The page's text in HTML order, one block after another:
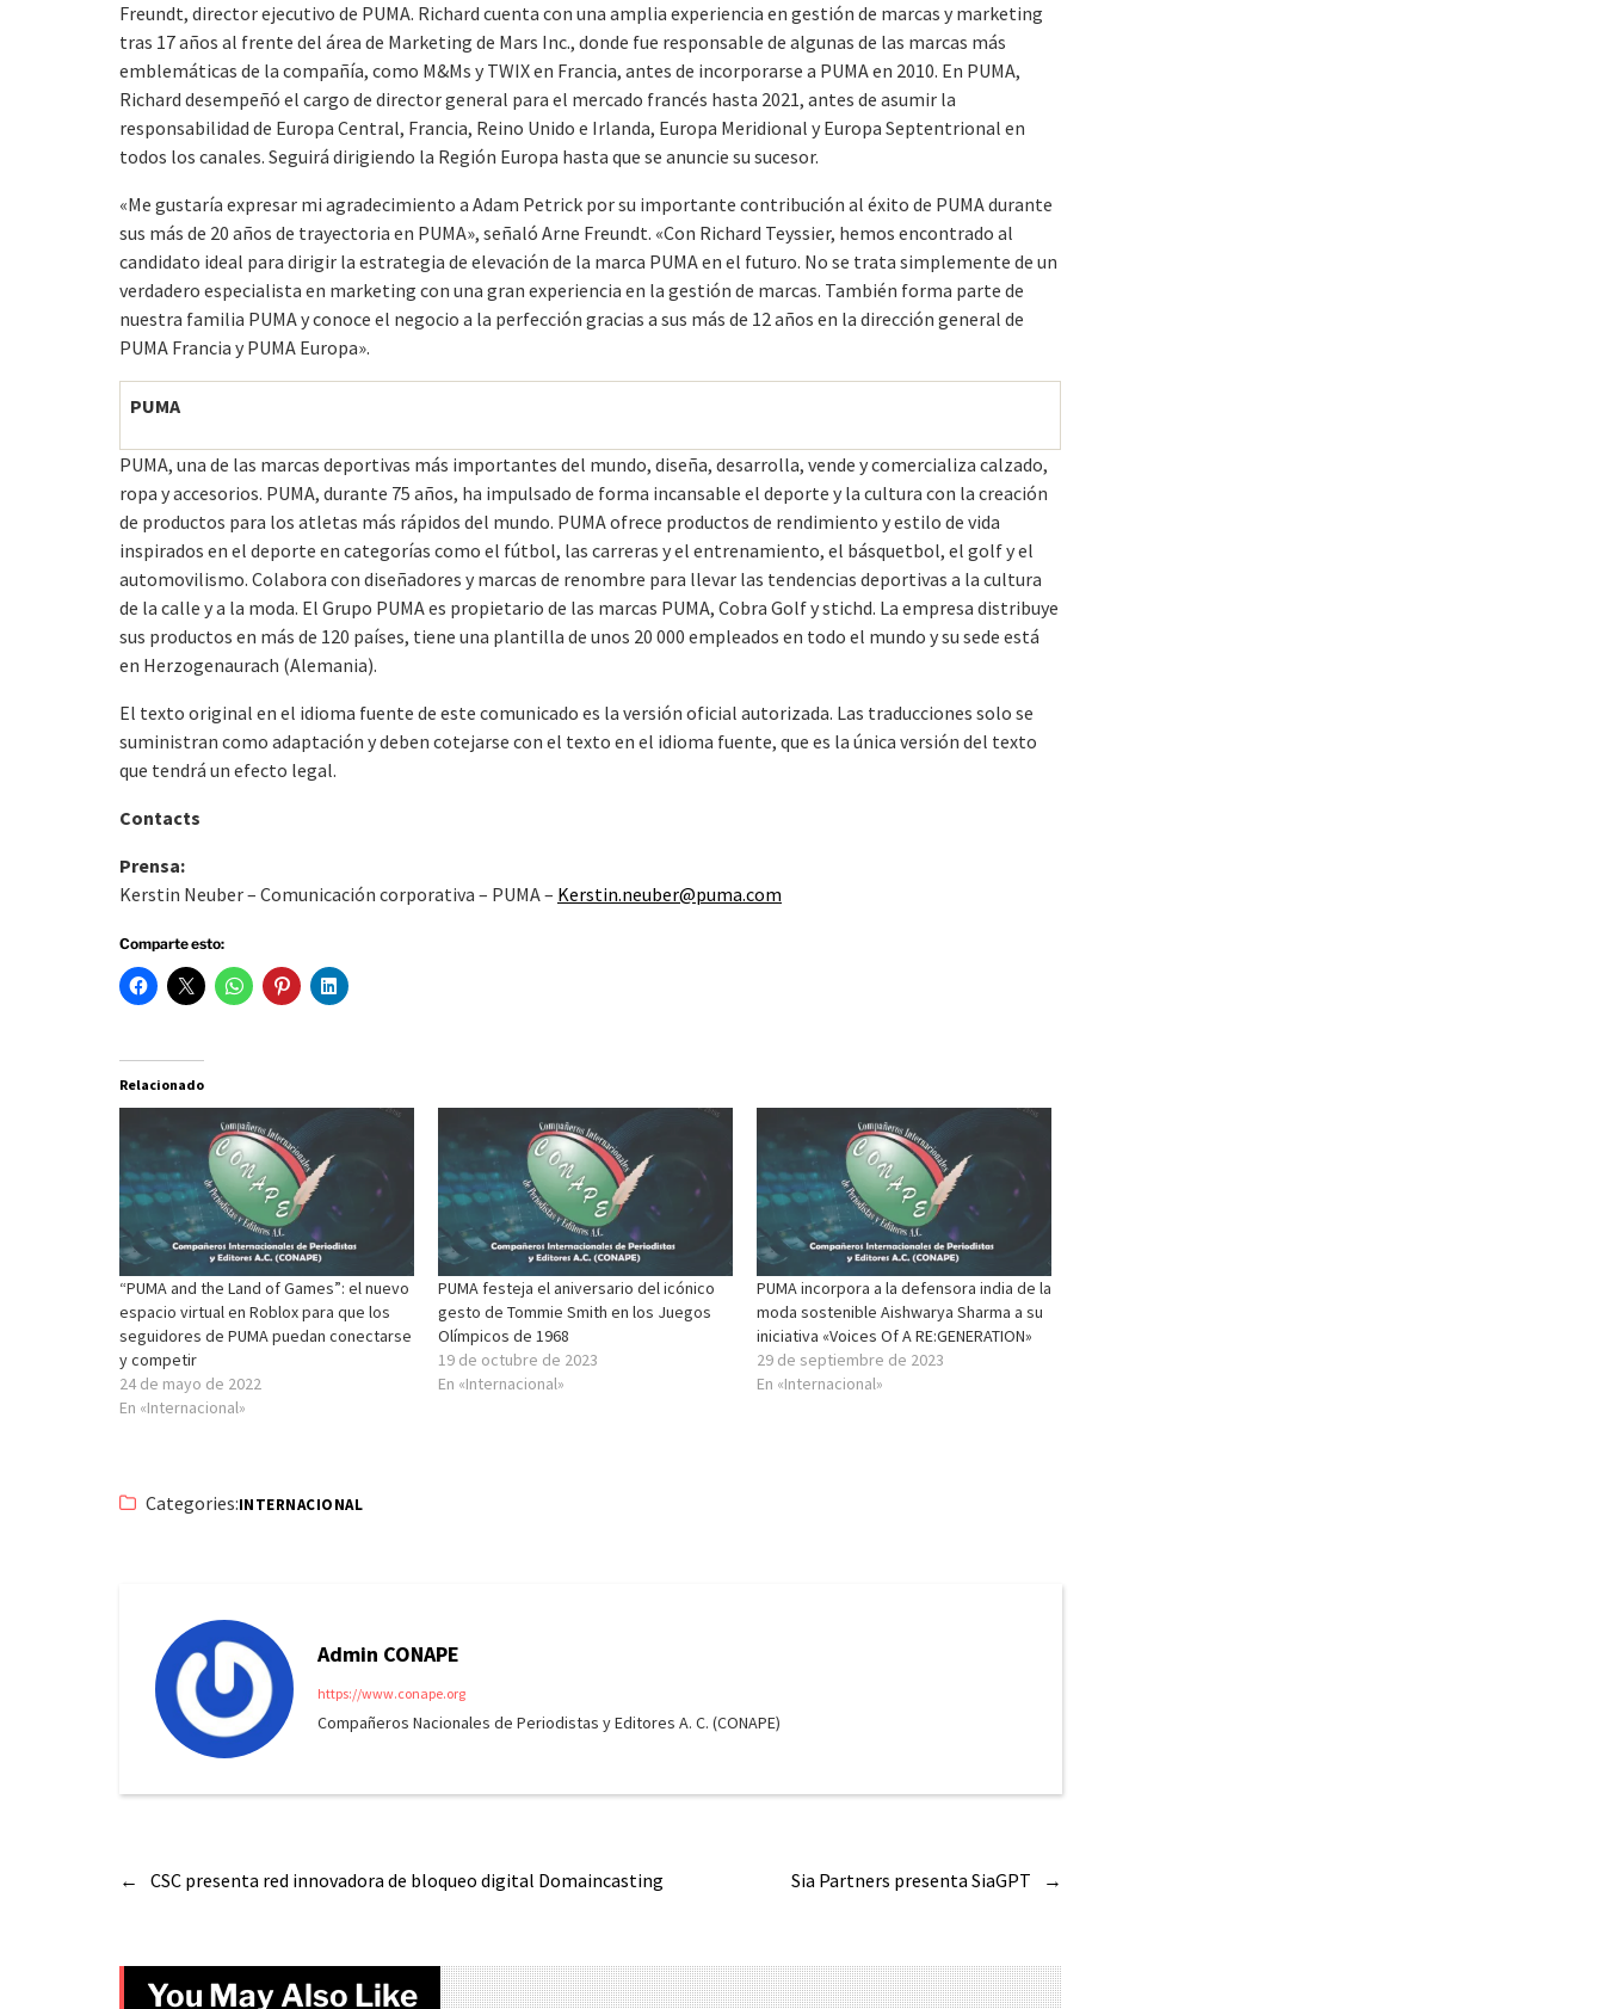
Freundt, director ejecutivo de PUMA. Richard cuenta con una amplia experiencia en gestión de marcas y marketing
tras 17 años al frente del área de Marketing de Mars Inc., donde fue responsable de algunas de las marcas más
emblemáticas de la compañía, como M&Ms y TWIX en Francia, antes de incorporarse a PUMA en 2010. En PUMA,
Richard desempeñó el cargo de director general para el mercado francés hasta 2021, antes de asumir la
responsabilidad de Europa Central, Francia, Reino Unido e Irlanda, Europa Meridional y Europa Septentrional en
todos los canales. Seguirá dirigiendo la Región Europa hasta que se anuncie su sucesor.
«Me gustaría expresar mi agradecimiento a Adam Petrick por su importante contribución al éxito de PUMA durante
sus más de 20 años de trayectoria en PUMA», señaló Arne Freundt. «Con Richard Teyssier, hemos encontrado al
candidato ideal para dirigir la estrategia de elevación de la marca PUMA en el futuro. No se trata simplemente de un
verdadero especialista en marketing con una gran experiencia en la gestión de marcas. También forma parte de
nuestra familia PUMA y conoce el negocio a la perfección gracias a sus más de 12 años en la dirección general de
PUMA Francia y PUMA Europa».
PUMA
PUMA, una de las marcas deportivas más importantes del mundo, diseña, desarrolla, vende y comercializa calzado,
ropa y accesorios. PUMA, durante 75 años, ha impulsado de forma incansable el deporte y la cultura con la creación
de productos para los atletas más rápidos del mundo. PUMA ofrece productos de rendimiento y estilo de vida
inspirados en el deporte en categorías como el fútbol, las carreras y el entrenamiento, el básquetbol, el golf y el
automovilismo. Colabora con diseñadores y marcas de renombre para llevar las tendencias deportivas a la cultura
de la calle y a la moda. El Grupo PUMA es propietario de las marcas PUMA, Cobra Golf y stichd. La empresa distribuye
sus productos en más de 120 países, tiene una plantilla de unos 20 000 empleados en todo el mundo y su sede está
en Herzogenaurach (Alemania).
El texto original en el idioma fuente de este comunicado es la versión oficial autorizada. Las traducciones solo se
suministran como adaptación y deben cotejarse con el texto en el idioma fuente, que es la única versión del texto
que tendrá un efecto legal.
Contacts
Prensa:
Kerstin Neuber – Comunicación corporativa – PUMA – Kerstin.neuber@puma.com
Comparte esto:
Relacionado
“PUMA and the Land of Games”: el nuevo
espacio virtual en Roblox para que los
seguidores de PUMA puedan conectarse
y competir
24 de mayo de 2022
En «Internacional»
PUMA festeja el aniversario del icónico
gesto de Tommie Smith en los Juegos
Olímpicos de 1968
19 de octubre de 2023
En «Internacional»
PUMA incorpora a la defensora india de la
moda sostenible Aishwarya Sharma a su
iniciativa «Voices Of A RE:GENERATION»
29 de septiembre de 2023
En «Internacional»
Categories:INTERNACIONAL
Admin CONAPE
https://www.conape.org
Compañeros Nacionales de Periodistas y Editores A. C. (CONAPE)
← CSC presenta red innovadora de bloqueo digital Domaincasting →
Sia Partners presenta SiaGPT
You May Also Like